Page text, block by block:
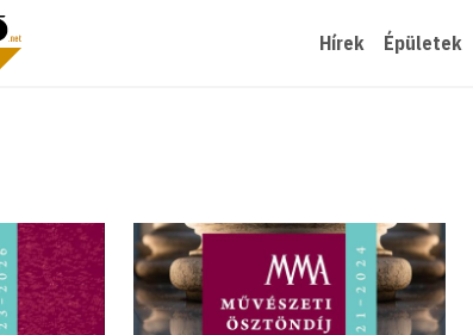
Hírek Épületek